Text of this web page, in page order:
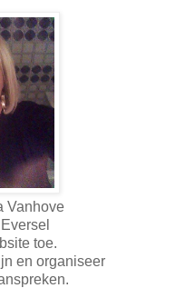
Vanhove
toe.
en organiseer